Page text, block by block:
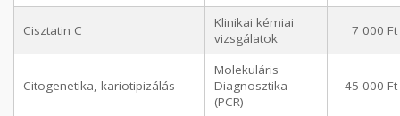
Cisztatin C
Klinikai kémiai
vizsgálatok
7 000 Ft
Citogenetika, kariotipizálás
Molekuláris
Diagnosztika
(PCR)
45 000 Ft